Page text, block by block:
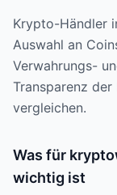
Krypto-Händler
Auswahl an
Verwahrungs-
Transparenz
vergleichen.
Was für
wichtig ist